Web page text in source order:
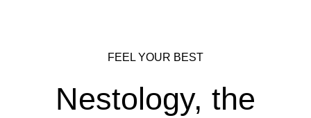
FEEL YOUR BEST
Nestology, the